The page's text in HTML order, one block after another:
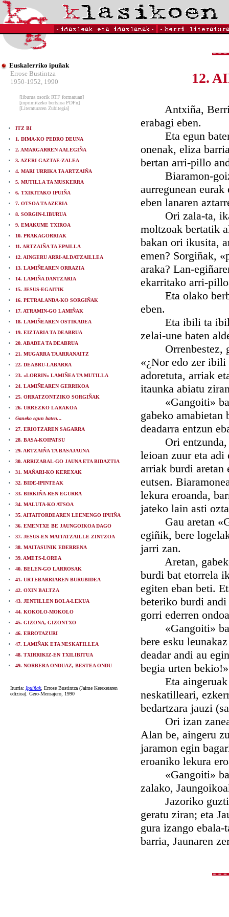
Euskalerriko ipuñak
Errose Bustintza
1950-1952, 1990
[liburua osorik RTF formatuan]
[inprimitzeko bertsioa PDFn]
[Literaturaren Zubitegia]
ITZ BI
1. DIMA-KO PEDRO DEUNA
2. AMARGARREN AALEGIÑA
3. AZERI GAZTAE-ZALEA
4. MARI URRIKA TA ARTZAIÑA
5. MUTILLA TA MUSKERRA
6. TXIKITAKO IPUIÑA
7. OTSOA TA AZERIA
8. SORGIN-LIBURUA
9. EMAKUME TXIROA
10. PRAKAGORRIAK
11. ARTZAIÑA TA EPAILLA
12. AINGERU ARRI-ALDATZAILLEA
13. LAMIÑEAREN ORRAZIA
14. LAMIÑA DANTZARIA
15. JESUS-EGAITIK
16. PETRALANDA-KO SORGIÑAK
17. ATRAMIN-GO LAMIÑAK
18. LAMIÑEAREN OSTIKADEA
19. EIZTARIA TA DEABRUA
20. ABADEA TA DEABRUA
21. MUGARRA TA ARRANAITZ
22. DEABRU-LABARRA
23. «LORRIN» LAMIÑEA TA MUTILLA
24. LAMIÑEAREN GERRIKOA
25. ORRATZONTZIKO SORGIÑAK
26. URREZKO LARAKOA
Ganeko egun baten...
27. ERIOTZAREN SAGARRA
28. BASA-KOIPATSU
29. ARTZAIÑA TA BASAJAUNA
30. ARRIZABAL-GO JAUNA ETA BIDAZTIA
31. MAÑARI-KO KEREXAK
32. BIDE-IPINTEAK
33. BIRKIÑA-REN EGURRA
34. MALUTA-KO ATSOA
35. AITAITORDEAREN LEENENGO IPUIÑA
36. EMENTXE BE JAUNGOIKOA DAGO
37. JESUS-EN MAITATZAILLE ZINTZOA
38. MAITASUNIK EDERRENA
39. AMETS-LOREA
40. BELEN-GO LARROSAK
41. URTEBARRIAREN BURUBIDEA
42. OXIN BALTZA
43. JENTILLEN BOLA-LEKUA
44. KOKOLO-MOKOLO
45. GIZONA, GIZONTXO
46. ERROTAZURI
47. LAMIÑAK ETA NESKATILLEA
48. TXIRRIKIZ-EN TXILIBITUA
49. NORBERA ONDUAZ, BESTEA ONDU
Iturria: Ipuiñak, Errose Bustintza (Jaime Kerexetaren
edizioa). Gero-Mensajero, 1990
12.
Antxiña, Berriz
erabagi eben.
Eta egun baten,
onenak, eliza
bertan arri-pillo
Biaramon-
aurregunean
eben lanaren
Ori zala-ta,
moltzoak bertatik
bakan ori ikusita,
emen? Sorgiñak,
araka? Lan-
ekarritako arri-
Eta olako
eben.
Eta ibili ta ibili
zelai-une baten
Orrenbestez,
«¿Nor edo zer ibili
adoretuta, arriak
itaunka abiatu
«Gangoiti»
gabeko
deadarra entzun
Ori entzunda,
leioan zuur eta adi
arriak burdi aretan
eutsen.
lekura eroanda,
jateko lain asti
Gau aretan
egiñik, bere
jarri zan.
Aretan, gabeko
burdi bat etorrela
egiten eban beti.
beteriko burdi
gorri ederren
«Gangoiti»
bere esku
deadar andi au
begia urten bekio!»
Eta aingeruak
neskatilleari,
bedartzara jauzi
Ori izan
Alan be, aingeru
jaramon egin
eroaniko lekura
«Gangoiti»
zalako,
Jazoriko
geratu ziran; eta
gura izango
barria, Jaunaren